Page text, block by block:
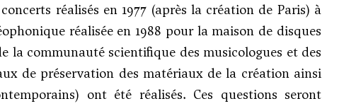
réalisés en 1977 (après la création de Paris) à
réalisée en 1988 pour la maison de disques
la communauté scientifique des musicologues et des
de préservation des matériaux de la création ainsi
ont été réalisés. Ces questions seront